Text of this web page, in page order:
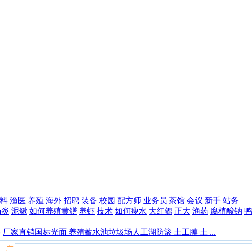
渔医 养殖 海外 招聘 装备 校园 配方师 业务员 茶馆 会议 新手 站务
炎 泥鳅 如何养殖黄鳝 养虾 技术 如何瘦水 大红鳃 正大 渔药 腐植酸钠
厂家直销国标光面 养殖蓄水池垃圾场人工湖防渗 土工膜 土 ...